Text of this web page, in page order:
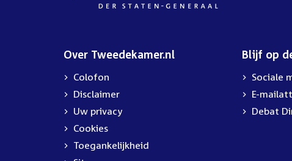
Over Tweedekamer.nl
Colofon
Disclaimer
Uw privacy
Cookies
Toegankelijkheid
Blijf op
Sociale
E-
Debat